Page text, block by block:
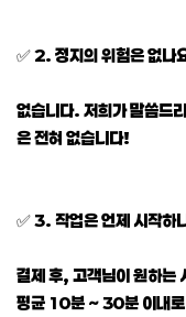
✅ 2. 정지의 위험은 없나
없습니다. 저희가 말씀드
은 전혀 없습니다!
✅ 3. 작업은 언제 시작하
결제 후, 고객님이 원하는
평균 10분 ~ 30분 이내